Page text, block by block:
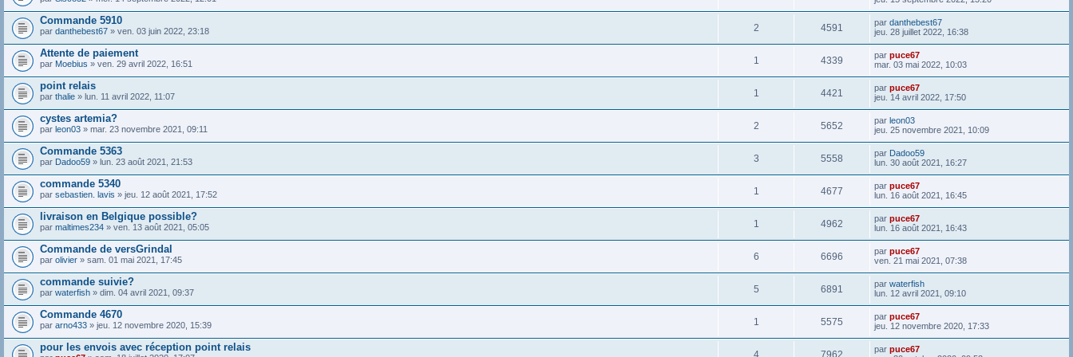
Commande 5910
par danthebest67 » ven. 03 juin 2022, 23:18 2 4591 par danthebest67
jeu. 28 juillet 2022, 16:38
Attente de paiement
par Moebius » ven. 29 avril 2022, 16:51 1 4339 par puce67
mar. 03 mai 2022, 10:03
point relais
par thalie » lun. 11 avril 2022, 11:07 1 4421 par puce67
jeu. 14 avril 2022, 17:50
cystes artemia?
par leon03 » mar. 23 novembre 2021, 09:11 2 5652 par leon03
jeu. 25 novembre 2021, 10:09
Commande 5363
par Dadoo59 » lun. 23 août 2021, 21:53 3 5558 par Dadoo59
lun. 30 août 2021, 16:27
commande 5340
par sebastien. lavis » jeu. 12 août 2021, 17:52 1 4677 par puce67
lun. 16 août 2021, 16:45
livraison en Belgique possible?
par maltimes234 » ven. 13 août 2021, 05:05 1 4962 par puce67
lun. 16 août 2021, 16:43
Commande de versGrindal
par olivier » sam. 01 mai 2021, 17:45 6 6696 par puce67
ven. 21 mai 2021, 07:38
commande suivie?
par waterfish » dim. 04 avril 2021, 09:37 5 6891 par waterfish
lun. 12 avril 2021, 09:10
Commande 4670
par arno433 » jeu. 12 novembre 2020, 15:39 1 5575 par puce67
jeu. 12 novembre 2020, 17:33
pour les envois avec réception point relais
4 7962 par puce67